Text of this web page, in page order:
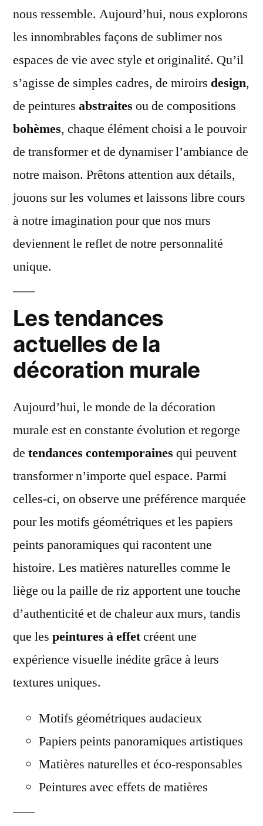
nous ressemble. Aujourd’hui, nous explorons
les innombrables façons de sublimer nos
espaces de vie avec style et originalité. Qu’il
s’agisse de simples cadres, de miroirs design,
de peintures abstraites ou de compositions
bohèmes, chaque élément choisi a le pouvoir
de transformer et de dynamiser l’ambiance de
notre maison. Prêtons attention aux détails,
jouons sur les volumes et laissons libre cours
à notre imagination pour que nos murs
deviennent le reflet de notre personnalité
unique.
Les tendances
actuelles de la
décoration murale
Aujourd’hui, le monde de la décoration
murale est en constante évolution et regorge
de tendances contemporaines qui peuvent
transformer n’importe quel espace. Parmi
celles-ci, on observe une préférence marquée
pour les motifs géométriques et les papiers
peints panoramiques qui racontent une
histoire. Les matières naturelles comme le
liège ou la paille de riz apportent une touche
d’authenticité et de chaleur aux murs, tandis
que les peintures à effetcréent une
expérience visuelle inédite grâce à leurs
textures uniques.
Motifs géométriques audacieux
Papiers peints panoramiques artistiques
Matières naturelles et éco-responsables
Peintures avec effets de matières